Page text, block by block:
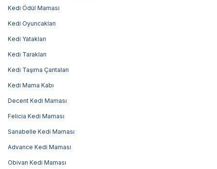
Kedi Ödül Maması
Kedi Oyuncakları
Kedi Yatakları
Kedi Tarakları
Kedi Taşıma Çantaları
Kedi Mama Kabı
Decent Kedi Maması
Felicia Kedi Maması
Sanabelle Kedi Maması
Advance Kedi Maması
Obivan Kedi Maması